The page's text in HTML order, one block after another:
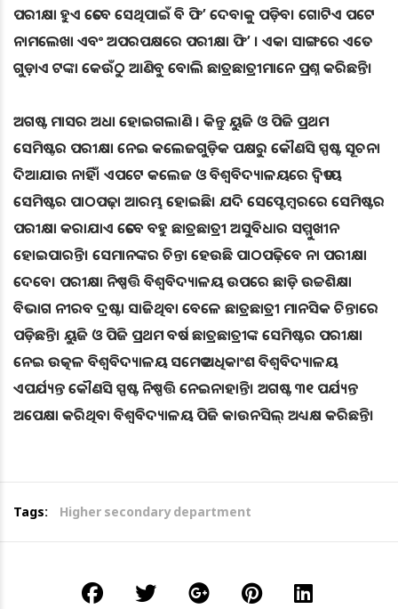
ପରୀକ୍ଷା ହୁଏ ‌ତେବେ ସେଥିପାଇଁ ବି ଫି’ ଦେବାକୁ ପଡ଼ିବ। ଗୋଟିଏ ପଟେ
ନାମଲେଖା ଏବଂ ଅପରପକ୍ଷରେ ପରୀକ୍ଷା ଫି’ । ଏକା ସାଙ୍ଗରେ ଏତେ
ଗୁଡ଼ାଏ ଟଙ୍କା କେଉଁଠୁ ଆଣିବୁ ବୋଲି ଛାତ୍ରଛାତ୍ରୀମାନେ ପ୍ରଶ୍ନ କରିଛନ୍ତି।
ଅଗଷ୍ଟ ମାସର ଅଧା ହୋଇଗଲାଣି । କିନ୍ତୁ ୟୁଜି ଓ ପିଜି ପ୍ରଥମ
ସେମିଷ୍ଟର ପରୀକ୍ଷା ନେଇ କଲେଜଗୁଡ଼ିକ ପକ୍ଷରୁ କୌଣସି ସ୍ପଷ୍ଟ ସୂଚନା
ଦିଆଯାଉ ନାହିଁ। ଏପଟେ କଲେଜ ଓ ବିଶ୍ବବିଦ୍ୟାଳୟରେ ଦ୍ବିତୀୟ
ସେମିଷ୍ଟର ପାଠପଢ଼ା ଆରମ୍ଭ ହୋଇଛି। ଯଦି ସେପ୍ଟେମ୍ବରରେ ସେମିଷ୍ଟର
ପରୀକ୍ଷା କରାଯାଏ ‌ତେବେ ବହୁ ଛାତ୍ରଛାତ୍ରୀ ଅସୁବିଧାର ସମ୍ମୁଖୀନ
ହୋଇପାରନ୍ତି। ସେମାନଙ୍କର ଚିନ୍ତା ହେଉଛି ପାଠପଢ଼ିବେ ନା ପରୀକ୍ଷା
ଦେବେ। ପରୀକ୍ଷା ନିଷ୍ପତ୍ତି ବିଶ୍ବବିଦ୍ୟାଳୟ ଉପରେ ଛାଡ଼ି ଉଚ୍ଚଶିକ୍ଷା
ବିଭାଗ ନୀରବ ଦ୍ରଷ୍ଟା ସାଜିଥିବା ବେଳେ ଛାତ୍ରଛାତ୍ରୀ ମାନସିକ ଚିନ୍ତାରେ
ପଡ଼ିଛନ୍ତି। ୟୁଜି ଓ ପିଜି ପ୍ରଥମ ବର୍ଷ ଛାତ୍ରଛାତ୍ରୀଙ୍କ ସେମିଷ୍ଟର ପରୀକ୍ଷା
ନେଇ ଉତ୍କଳ ବିଶ୍ୱବିଦ୍ୟାଳୟ ସମେତ ଅଧିକାଂଶ ବିଶ୍ବବିଦ୍ୟାଳୟ
ଏପର୍ଯ୍ୟନ୍ତ କୌଣସି ସ୍ପଷ୍ଟ ନିଷ୍ପତ୍ତି ନେଇନାହାନ୍ତି। ଅଗଷ୍ଟ ୩୧ ପର୍ଯ୍ୟନ୍ତ
ଅପେକ୍ଷା କରିଥିବା ବିଶ୍ବବିଦ୍ୟାଳୟ ପିଜି କାଉନସିଲ୍‌ ଅଧ୍ୟକ୍ଷ କରିଛନ୍ତି।
Tags: Higher secondary department